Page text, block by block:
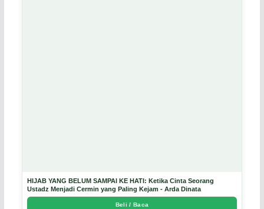
HIJAB YANG BELUM SAMPAI KE HATI: Ketika Cinta Seorang
Ustadz Menjadi Cermin yang Paling Kejam - Arda Dinata
Beli / Baca